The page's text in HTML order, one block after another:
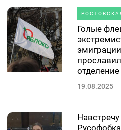
Голые
19.08.2025